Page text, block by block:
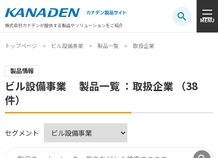
株式会社カナデンが提供する製品やソリューションをご紹介
MENU
注目キーワード#振動センサ#AGV #防爆#アシストスーツ
トップページ ビル設備事業 製品一覧 取扱企業
製品情報
ビル設備事業 製品一覧 ：取扱企業 （38
件）
セグメント